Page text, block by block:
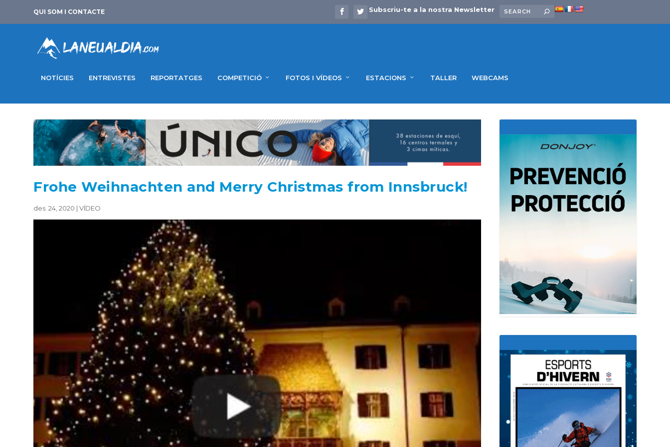
QUI SOM I CONTACTE Subscriu-te a la nostra Newsletter
NOTÍCIES ENTREVISTES REPORTATGES COMPETICIÓ FOTOS I VÍDEOS ESTACIONS TALLER WEBCAMS
Frohe Weihnachten and Merry Christmas from Innsbruck!
des. 24, 2020 |VÍDEO